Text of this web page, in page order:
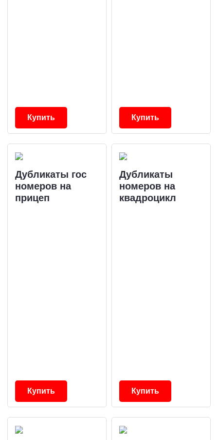
Купить Купить
Дубликаты гос
номеров на
прицеп
Купить
Дубликаты
номеров на
квадроцикл
Купить